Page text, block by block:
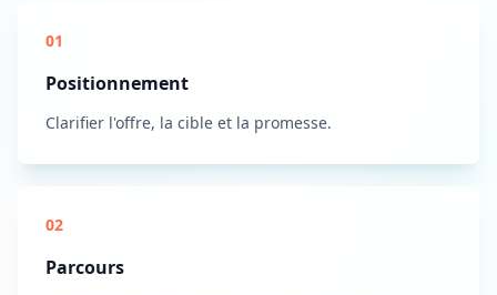
01
Positionnement
Clarifier l'offre, la cible et la promesse.
02
Parcours